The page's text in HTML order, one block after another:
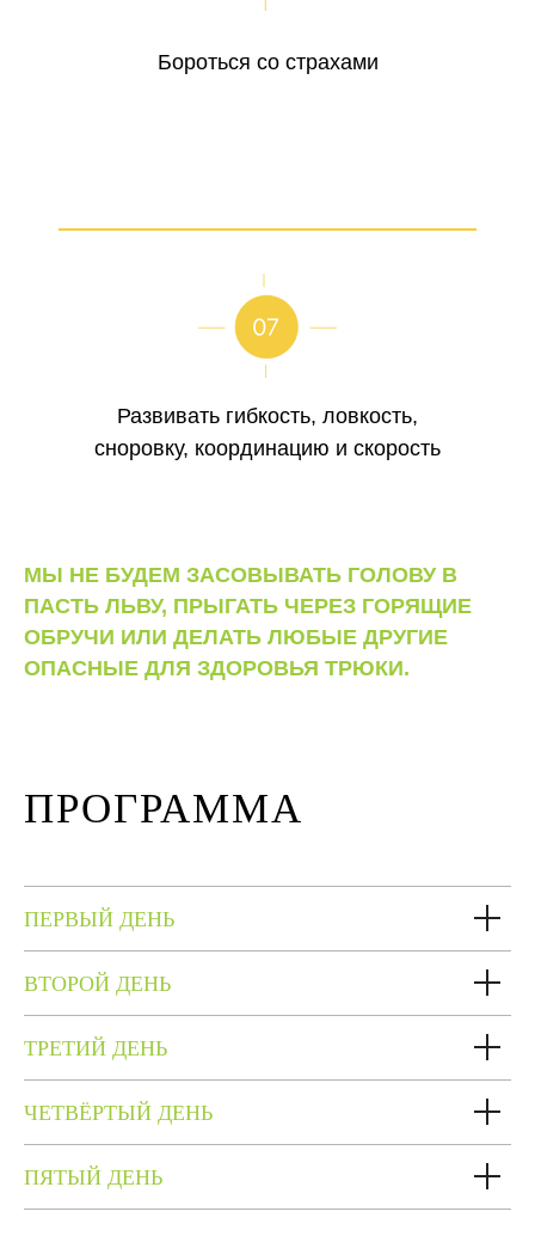
Бороться со страхами
Развивать гибкость, ловкость,
сноровку, координацию и скорость
МЫ НЕ БУДЕМ ЗАСОВЫВАТЬ ГОЛОВУ В
ПАСТЬ ЛЬВУ, ПРЫГАТЬ ЧЕРЕЗ ГОРЯЩИЕ
ОБРУЧИ ИЛИ ДЕЛАТЬ ЛЮБЫЕ ДРУГИЕ
ОПАСНЫЕ ДЛЯ ЗДОРОВЬЯ ТРЮКИ.
ПРОГРАММА
ПЕРВЫЙ ДЕНЬ
ВТОРОЙ ДЕНЬ
ТРЕТИЙ ДЕНЬ
ЧЕТВЁРТЫЙ ДЕНЬ
ПЯТЫЙ ДЕНЬ